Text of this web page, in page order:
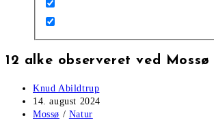
12 alke observeret ved Mossø
Post
author:
Knud Abildtrup
Post
published:
14. august 2024
Post
Mossø / Natur